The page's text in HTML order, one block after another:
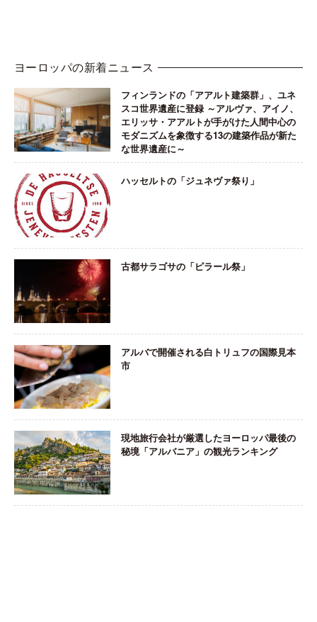
ヨーロッパの新着ニュース
フィンランドの「アアルト建築群」、ユネ
スコ世界遺産に登録 ～アルヴァ、アイノ、
エリッサ・アアルトが手がけた人間中心の
モダニズムを象徴する13の建築作品が新た
な世界遺産に～
ハッセルトの「ジュネヴァ祭り」
古都サラゴサの「ピラール祭」
アルバで開催される白トリュフの国際見本
市
現地旅行会社が厳選したヨーロッパ最後の
秘境「アルバニア」の観光ランキング